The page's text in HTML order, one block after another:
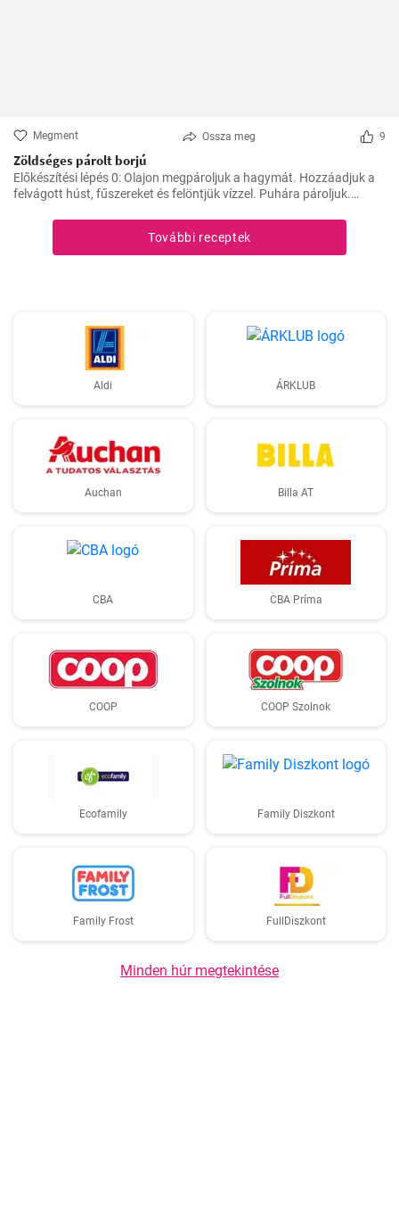
Megment Ossza meg 9
Zöldséges párolt borjú
Előkészítési lépés 0: Olajon megpároljuk a hagymát. Hozzáadjuk a
felvágott húst, fűszereket és felöntjük vízzel. Puhára pároljuk.
minden megpuhul. Végül hozzáadjuk a tejszínt és hagyjuk
További receptek
Aldi ÁRKLUB
Auchan Billa AT
CBA CBA Príma
COOP COOP Szolnok
Ecofamily Family Diszkont
Family Frost FullDiszkont
Minden húr megtekintése